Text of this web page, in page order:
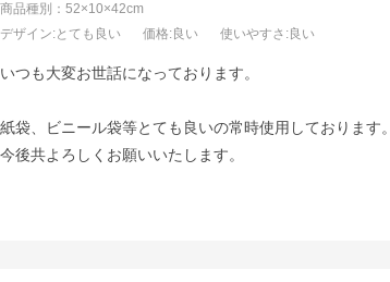
商品種別：52×10×42cm
デザイン:とても良い 価格:良い 使いやすさ :良い
いつも大変お世話になっております。
紙袋、ビニール袋等とても良いの常時使用しております。
今後共よろしくお願いいたします。